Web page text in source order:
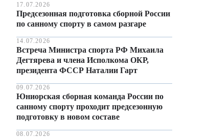
17.07.2026
Предсезонная подготовка сборной России
по санному спорту в самом разгаре
14.07.2026
Встреча Министра спорта РФ Михаила
Дегтярева и члена Исполкома ОКР,
президента ФССР Наталии Гарт
09.07.2026
Юниорская сборная команда России по
санному спорту проходит предсезонную
подготовку в новом составе
08.07.2026